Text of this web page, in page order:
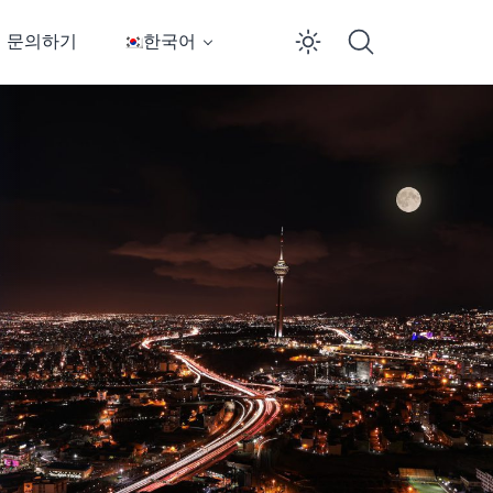
문의하기 한국어 Enable